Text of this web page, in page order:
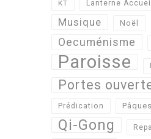
KT Lanterne Accueil
Musique Noël
Oecuménisme
Paroisse
Portes
Prédication Pâques
Qi-Gong